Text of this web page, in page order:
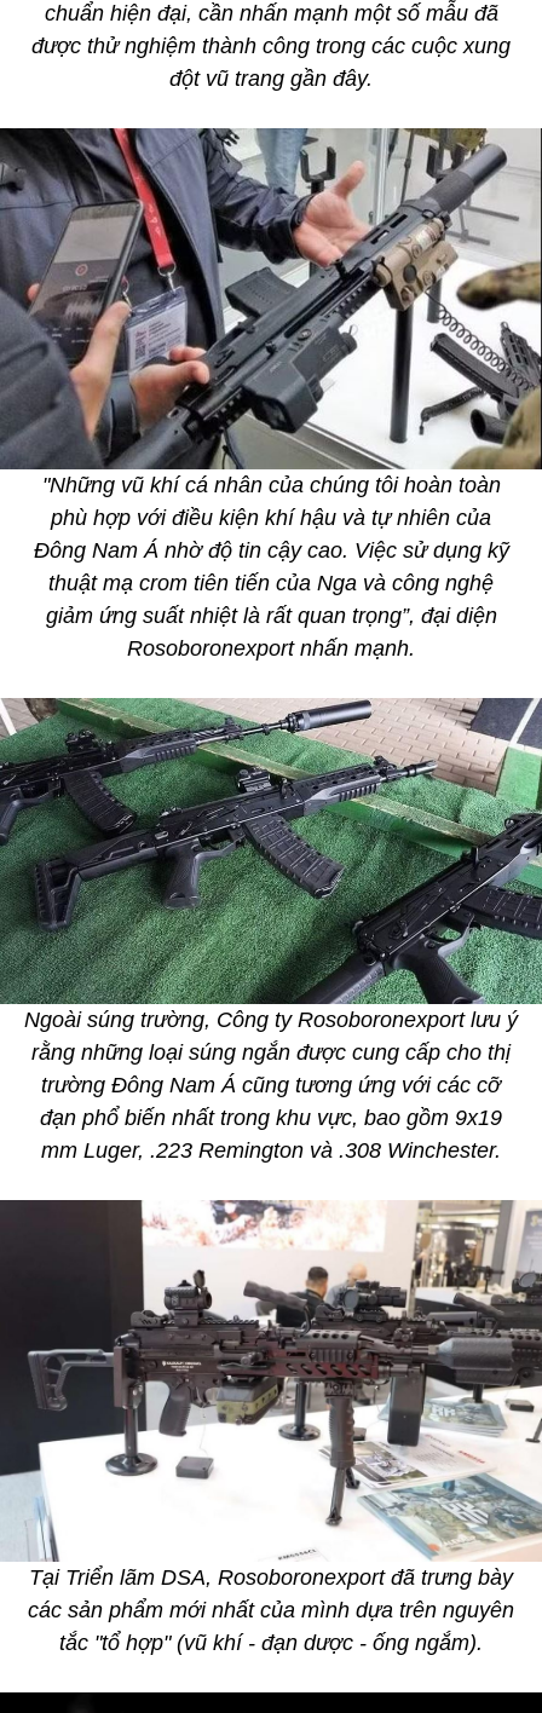
chuẩn hiện đại, cần nhấn mạnh một số mẫu đã
được thử nghiệm thành công trong các cuộc xung
đột vũ trang gần đây.
"Những vũ khí cá nhân của chúng tôi hoàn toàn
phù hợp với điều kiện khí hậu và tự nhiên của
Đông Nam Á nhờ độ tin cậy cao. Việc sử dụng kỹ
thuật mạ crom tiên tiến của Nga và công nghệ
giảm ứng suất nhiệt là rất quan trọng”, đại diện
Rosoboronexport nhấn mạnh.
Ngoài súng trường, Công ty Rosoboronexport lưu ý
rằng những loại súng ngắn được cung cấp cho thị
trường Đông Nam Á cũng tương ứng với các cỡ
đạn phổ biến nhất trong khu vực, bao gồm 9x19
mm Luger, .223 Remington và .308 Winchester.
Tại Triển lãm DSA, Rosoboronexport đã trưng bày
các sản phẩm mới nhất của mình dựa trên nguyên
tắc "tổ hợp" (vũ khí - đạn dược - ống ngắm).